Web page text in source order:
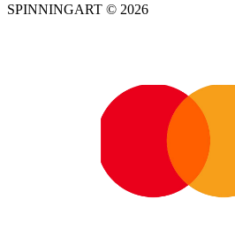
SPINNINGART © 2026